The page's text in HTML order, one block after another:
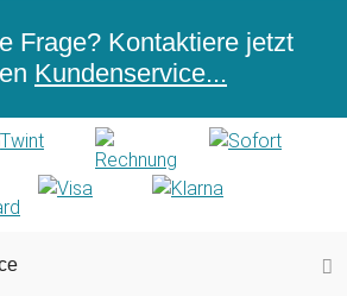
Frage? Kontaktiere jetzt
Kundenservice...